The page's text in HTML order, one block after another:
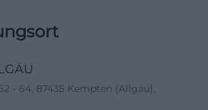
- 64, 87435 Kempten (Allgäu),